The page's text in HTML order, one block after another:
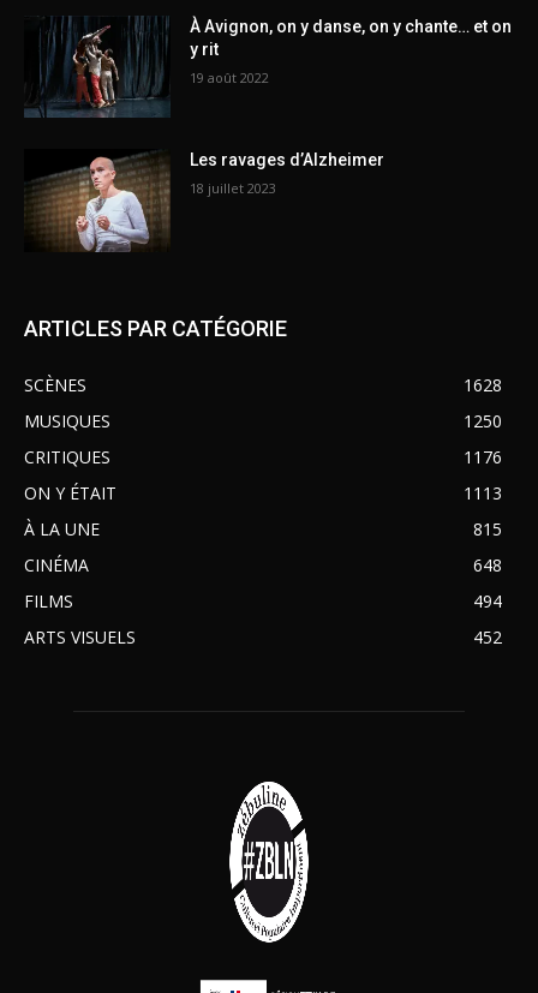
À Avignon, on y danse, on y chante… et on
y rit
19 août 2022
Les ravages d’Alzheimer
18 juillet 2023
ARTICLES PAR CATÉGORIE
SCÈNES
1628
MUSIQUES
1250
CRITIQUES
1176
ON Y ÉTAIT
1113
À LA UNE
815
CINÉMA
648
FILMS
494
ARTS VISUELS
452